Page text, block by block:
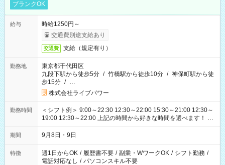
ブランクOK
給与
時給1250円～
交通費別途支給あり
交通費 支給（規定有り）
勤務地
東京都千代田区
九段下駅から徒歩5分 / 竹橋駅から徒歩10分 / 神保町駅から徒
歩15分 / …
株式会社ライブパワー
勤務時間
＜シフト例＞ 9:00～22:30 12:30～22:00 15:30～21:00 12:30～
19:00 12:30～22:00 上記の時間から好きな時間を選べます！ ※
時間は変更となる可能性があります
期間 9月8日・9日
特徴 週1日からOK / 履歴書不要 / 副業・WワークOK / シフト勤務 /
電話対応なし / パソコンスキル不要